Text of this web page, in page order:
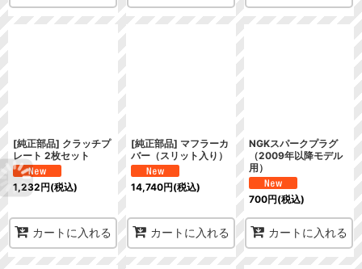
[純正部品] クラッチプ
レート 2枚セット
1,232円(税込)
カートに入れる
[純正部品] マフラーカ
バー（スリット入り）
14,740円(税込)
カートに入れる
NGKスパークプラグ
（2009年以降モデル
用）
700円(税込)
カートに入れる